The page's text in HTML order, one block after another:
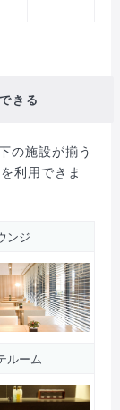
きる
の施設が揃う
を利用できま
ンジ
ルーム